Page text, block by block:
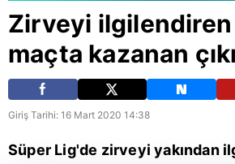
Zirveyi
maçta kazanan
Giriş Tarihi: 16 Mart 2020 14:38
Süper Lig'de zirveyi yakından